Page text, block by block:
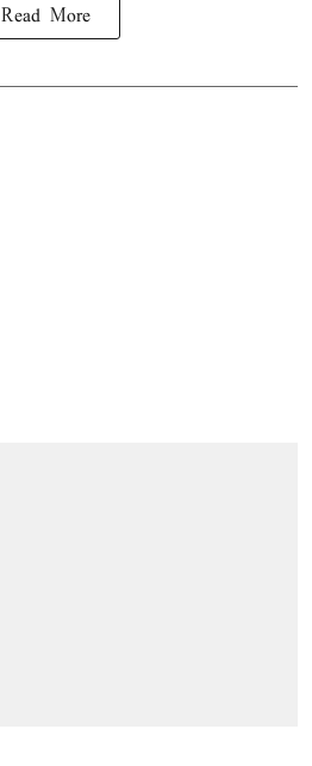
Read More